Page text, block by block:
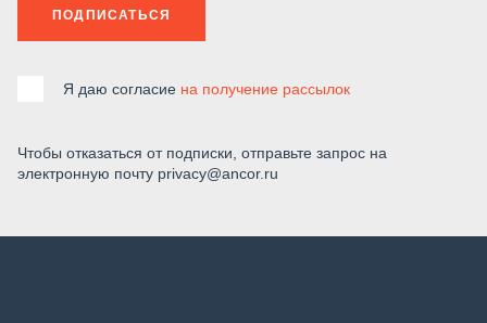
ПОДПИСАТЬСЯ
Я даю согласие на получение рассылок
Чтобы отказаться от подписки, отправьте запрос на
электронную почту privacy@ancor.ru